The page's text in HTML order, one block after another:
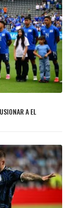
A EL